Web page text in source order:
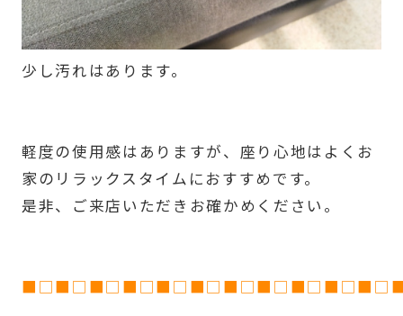
少し汚れはあります。
軽度の使用感はありますが、座り心地はよくお
家のリラックスタイムにおすすめです。
是非、ご来店いただきお確かめください。